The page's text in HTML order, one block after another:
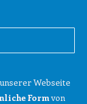
Webseite
Formvon